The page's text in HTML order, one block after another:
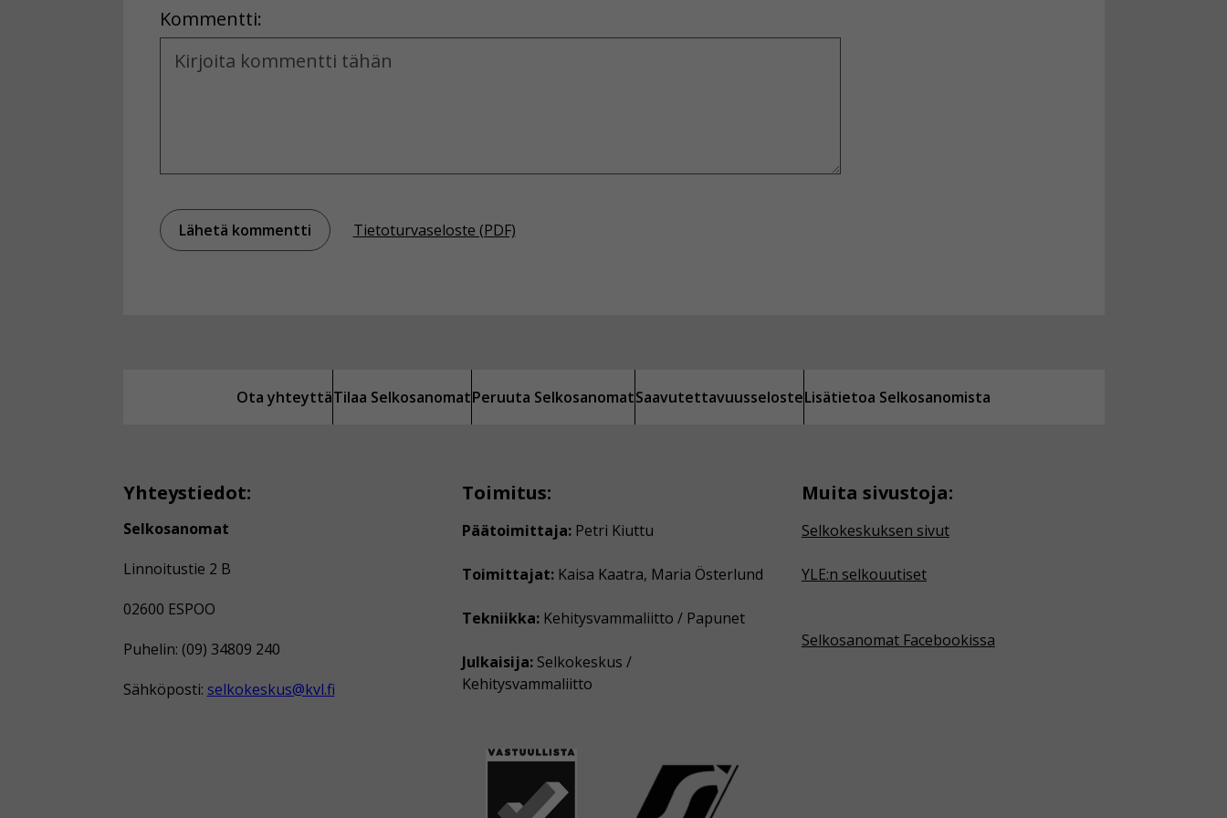
Kommentti:
Kommentti
Tietoturvaseloste (PDF)
Ota yhteyttäTilaa SelkosanomatPeruuta SelkosanomatSaavutettavuusselosteLisätietoa Selkosanomista
Yhteystiedot:
Selkosanomat
Linnoitustie 2 B
02600 ESPOO
Puhelin: (09) 34809 240
Sähköposti: selkokeskus@kvl.fi
Toimitus:
Päätoimittaja: Petri Kiuttu
Toimittajat: Kaisa Kaatra, Maria Österlund
Tekniikka: Kehitysvammaliitto / Papunet
Julkaisija: Selkokeskus /
Kehitysvammaliitto
Muita sivustoja:
Selkokeskuksen sivut
YLE:n selkouutiset
Selkosanomat Facebookissa